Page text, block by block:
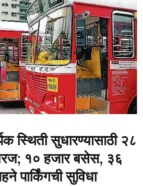
स्थिती सुधारण्यासाठी २८
१० हजार बसेस, ३६
पार्किंगची सुविधा